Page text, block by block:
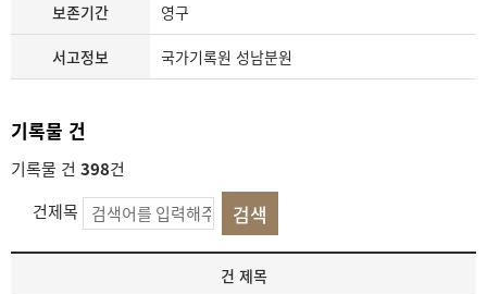
보존기간 영구
서고정보 국가기록원 성남분원
기록물 건
기록물 건 398건
건제목
건 제목